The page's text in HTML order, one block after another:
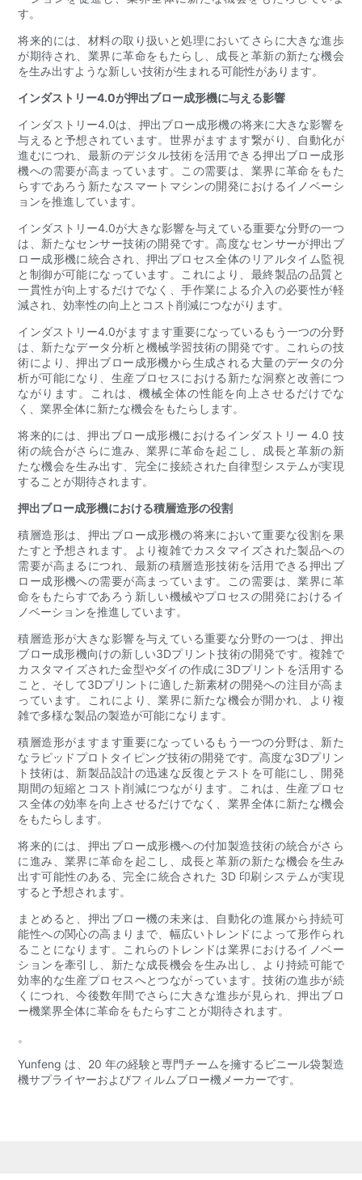
す。
将来的には、材料の取り扱いと処理においてさらに大きな進歩
が期待され、業界に革命をもたらし、成長と革新の新たな機会
を生み出すような新しい技術が生まれる可能性があります。
インダストリー4.0が押出ブロー成形機に与える影響
インダストリー4.0は、押出ブロー成形機の将来に大きな影響を
与えると予想されています。世界がますます繋がり、自動化が
進むにつれ、最新のデジタル技術を活用できる押出ブロー成形
機への需要が高まっています。この需要は、業界に革命をもた
らすであろう新たなスマートマシンの開発におけるイノベーシ
ョンを推進しています。
インダストリー4.0が大きな影響を与えている重要な分野の一つ
は、新たなセンサー技術の開発です。高度なセンサーが押出ブ
ロー成形機に統合され、押出プロセス全体のリアルタイム監視
と制御が可能になっています。これにより、最終製品の品質と
一貫性が向上するだけでなく、手作業による介入の必要性が軽
減され、効率性の向上とコスト削減につながります。
インダストリー4.0がますます重要になっているもう一つの分野
は、新たなデータ分析と機械学習技術の開発です。これらの技
術により、押出ブロー成形機から生成される大量のデータの分
析が可能になり、生産プロセスにおける新たな洞察と改善につ
ながります。これは、機械全体の性能を向上させるだけでな
く、業界全体に新たな機会をもたらします。
将来的には、押出ブロー成形機におけるインダストリー 4.0 技
術の統合がさらに進み、業界に革命を起こし、成長と革新の新
たな機会を生み出す、完全に接続された自律型システムが実現
することが期待されます。
押出ブロー成形機における積層造形の役割
積層造形は、押出ブロー成形機の将来において重要な役割を果
たすと予想されます。より複雑でカスタマイズされた製品への
需要が高まるにつれ、最新の積層造形技術を活用できる押出ブ
ロー成形機への需要が高まっています。この需要は、業界に革
命をもたらすであろう新しい機械やプロセスの開発におけるイ
ノベーションを推進しています。
積層造形が大きな影響を与えている重要な分野の一つは、押出
ブロー成形機向けの新しい3Dプリント技術の開発です。複雑で
カスタマイズされた金型やダイの作成に3Dプリントを活用する
こと、そして3Dプリントに適した新素材の開発への注目が高ま
っています。これにより、業界に新たな機会が開かれ、より複
雑で多様な製品の製造が可能になります。
積層造形がますます重要になっているもう一つの分野は、新た
なラピッドプロトタイピング技術の開発です。高度な3Dプリン
ト技術は、新製品設計の迅速な反復とテストを可能にし、開発
期間の短縮とコスト削減につながります。これは、生産プロセ
ス全体の効率を向上させるだけでなく、業界全体に新たな機会
をもたらします。
将来的には、押出ブロー成形機への付加製造技術の統合がさら
に進み、業界に革命を起こし、成長と革新の新たな機会を生み
出す可能性のある、完全に統合された 3D 印刷システムが実現
すると予想されます。
まとめると、押出ブロー機の未来は、自動化の進展から持続可
能性への関心の高まりまで、幅広いトレンドによって形作られ
ることになります。これらのトレンドは業界におけるイノベー
ションを牽引し、新たな成長機会を生み出し、より持続可能で
効率的な生産プロセスへとつながっています。技術の進歩が続
くにつれ、今後数年間でさらに大きな進歩が見られ、押出ブロ
ー機業界全体に革命をもたらすことが期待されます。
。
Yunfeng は、20 年の経験と専門チームを擁するビニール袋製造
機サプライヤーおよびフィルムブロー機メーカーです。